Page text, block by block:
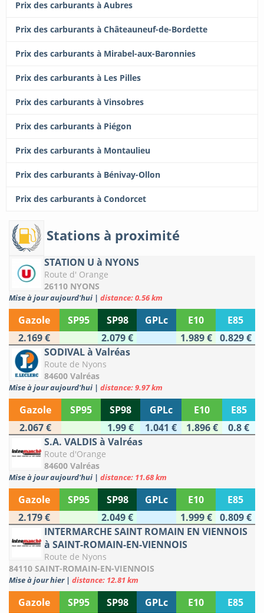
Prix des carburants à Aubres
Prix des carburants à Châteauneuf-de-Bordette
Prix des carburants à Mirabel-aux-Baronnies
Prix des carburants à Les Pilles
Prix des carburants à Vinsobres
Prix des carburants à Piégon
Prix des carburants à Montaulieu
Prix des carburants à Bénivay-Ollon
Prix des carburants à Condorcet
Stations à proximité
STATION U à NYONS
Route d' Orange
26110 NYONS
Mise à jour aujourd'hui | distance: 0.56 km
Gazole SP95 SP98 GPLc E10
E85
2.169 €
2.079 € 1.989 €
0.829 €
SODIVAL à Valréas
Route de Nyons
84600 Valréas
Mise à jour aujourd'hui | distance: 9.97 km
Gazole SP95 SP98 GPLc E10
E85
2.067 €
1.99 € 1.041 € 1.896 €
0.8 €
S.A. VALDIS à Valréas
Route d'Orange
84600 Valréas
Mise à jour aujourd'hui | distance: 11.68 km
Gazole SP95 SP98 GPLc E10
E85
2.179 €
2.049 € 1.999 €
0.809 €
INTERMARCHE SAINT ROMAIN EN VIENNOIS
à SAINT-ROMAIN-EN-VIENNOIS
Route de Nyons
84110 SAINT-ROMAIN-EN-VIENNOIS
Mise à jour hier | distance: 12.81 km
Gazole SP95 SP98 GPLc E10
E85